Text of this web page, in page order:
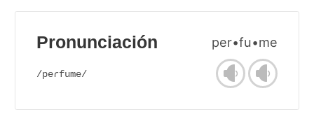
Pronunciación per•fu•me
/peɾfume/